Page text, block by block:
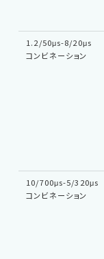
1.2/50μs-8/20μs
コンビネーション
10/700μs-5/320μs
コンビネーション